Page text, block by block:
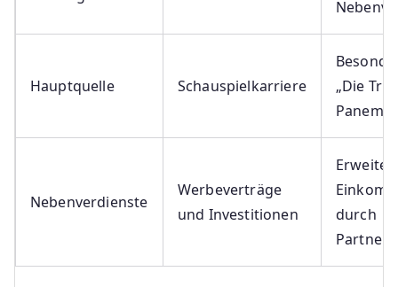
Hauptquelle Schauspielkarriere
„Die
Panem“
Nebenverdienste
Werbeverträge
und Investitionen
durch